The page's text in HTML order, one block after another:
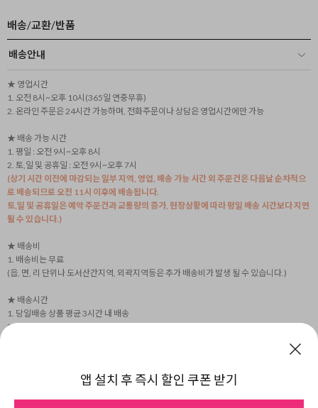
배송/교환/반품
배송안내
★ 영업시간
1. 오전 8시~오후 10시(365일 연중무휴)
2. 온라인 주문은 24시간 가능하며, 전화주문이나 상담은 영업시간에만 가능
★ 배송 가능 시간
1. 평일 : 오전 9시~오후 8시
2. 토,일 및 공휴일 : 오전 9시~오후 7시
(상기 시간 이전에 마감되는 일부 지역, 영업, 배송 가능 시간 외 주문건은 다음날 순차적으
로 배송되므로 오전 11시 이후에 배송됩니다.
토,일 및 공휴일은 예약 주문건과 교통량의 증가, 현장상황에 따라 평일 배송 시간보다 지연
될 수 있습니다.)
★ 배송비
1. 배송비는 무료
(읍, 면, 리 단위나 도서산간지역, 외곽지역등은 추가 배송비가 발생 될 수 있습니다.)
★ 배송시간
1. 당일배송 상품 평균 3시간 내 배송
2. 택배상품 2~3일 내 배송
시간보다 일찍 배송됩니다.앱 설치 후 즉시 할인 쿠폰 받기